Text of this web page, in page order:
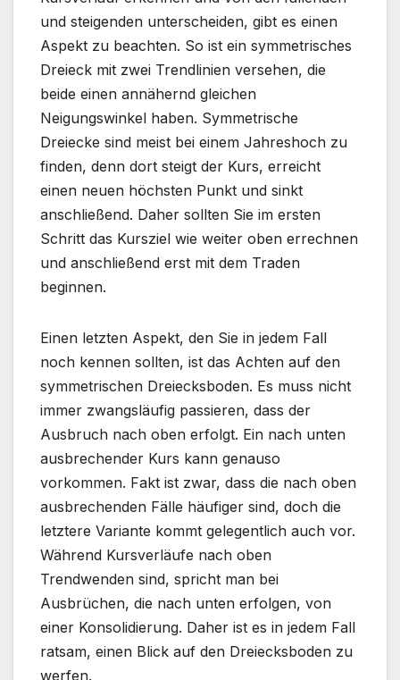
und steigenden unterscheiden, gibt es einen
Aspekt zu beachten. So ist ein symmetrisches
Dreieck mit zwei Trendlinien versehen, die
beide einen annähernd gleichen
Neigungswinkel haben. Symmetrische
Dreiecke sind meist bei einem Jahreshoch zu
finden, denn dort steigt der Kurs, erreicht
einen neuen höchsten Punkt und sinkt
anschließend. Daher sollten Sie im ersten
Schritt das Kursziel wie weiter oben errechnen
und anschließend erst mit dem Traden
beginnen.
Einen letzten Aspekt, den Sie in jedem Fall
noch kennen sollten, ist das Achten auf den
symmetrischen Dreiecksboden. Es muss nicht
immer zwangsläufig passieren, dass der
Ausbruch nach oben erfolgt. Ein nach unten
ausbrechender Kurs kann genauso
vorkommen. Fakt ist zwar, dass die nach oben
ausbrechenden Fälle häufiger sind, doch die
letztere Variante kommt gelegentlich auch vor.
Während Kursverläufe nach oben
Trendwenden sind, spricht man bei
Ausbrüchen, die nach unten erfolgen, von
einer Konsolidierung. Daher ist es in jedem Fall
ratsam, einen Blick auf den Dreiecksboden zu
werfen.